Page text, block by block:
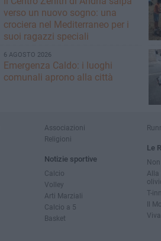
verso un nuovo sogno: una
crociera nel Mediterraneo per i
suoi ragazzi speciali
6 AGOSTO 2026
Emergenza Caldo: i luoghi
comunali aprono alla città
Associazioni
Religioni
Notizie sportive
Calcio
Volley
Arti Marziali
Calcio a 5
Basket
Le
Alla
T-
Il